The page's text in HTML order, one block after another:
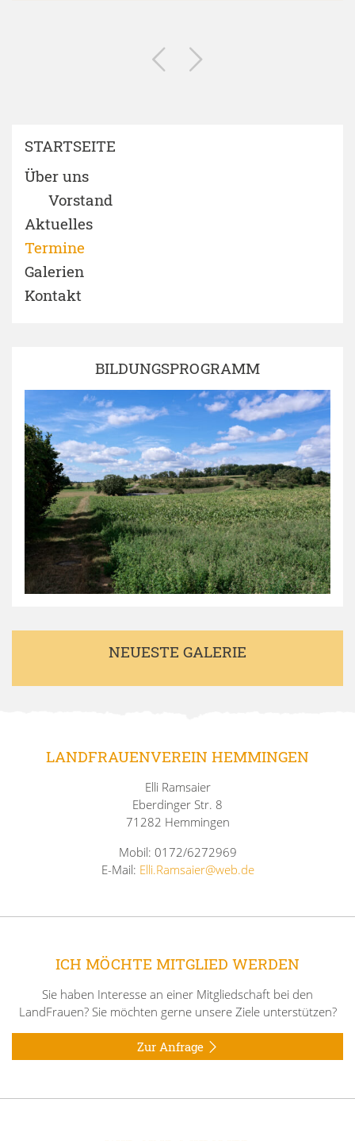
STARTSEITE
Über uns
Vorstand
Aktuelles
Termine
Galerien
Kontakt
BILDUNGSPROGRAMM
NEUESTE GALERIE
LANDFRAUENVEREIN HEMMINGEN
Elli Ramsaier
Eberdinger Str. 8
71282 Hemmingen
Mobil: 0172/6272969
E-Mail: Elli.Ramsaier@web.de
ICH MÖCHTE MITGLIED WERDEN
Sie haben Interesse an einer Mitgliedschaft bei den
LandFrauen? Sie möchten gerne unsere Ziele unterstützen?
Zur Anfrage